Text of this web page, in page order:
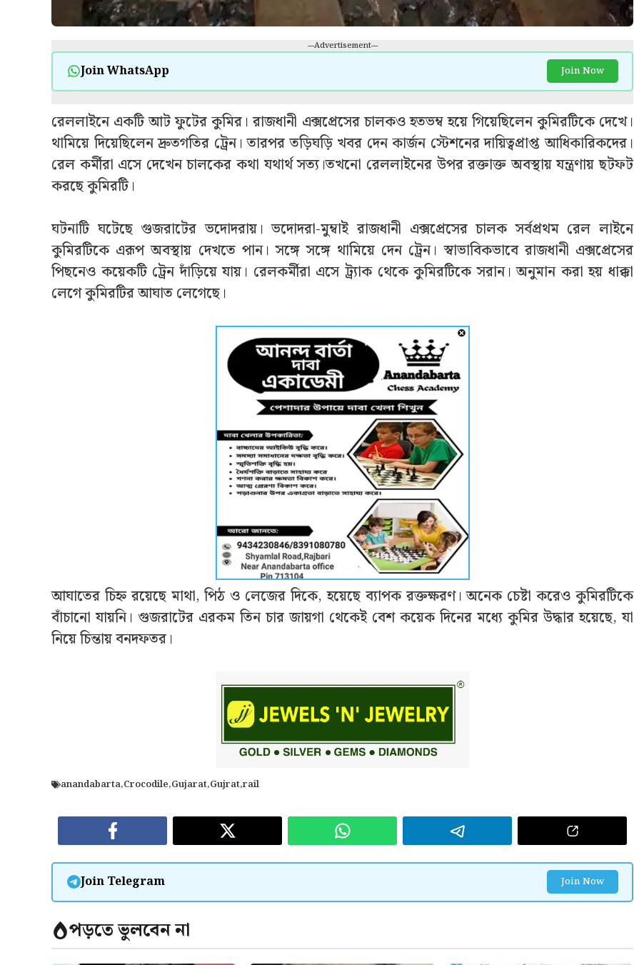
---Advertisement---
Join WhatsApp Join Now
রেললাইনে একটি আট ফুটের কুমির। রাজধানী এক্সপ্রেসের চালকও হতভম্ব হয়ে গিয়েছিলেন কুমিরটিকে দেখে।
থামিয়ে দিয়েছিলেন দ্রুতগতির ট্রেন। তারপর তড়িঘড়ি খবর দেন কার্জন স্টেশনের দায়িত্বপ্রাপ্ত আধিকারিকদের।
রেল কর্মীরা এসে দেখেন চালকের কথা যথার্থ সত্য।তখনো রেললাইনের উপর রক্তাক্ত অবস্থায় যন্ত্রণায় ছটফট
করছে কুমিরটি।
ঘটনাটি ঘটেছে গুজরাটের ভদোদরায়। ভদোদরা-মুম্বাই রাজধানী এক্সপ্রেসের চালক সর্বপ্রথম রেল লাইনে
কুমিরটিকে এরূপ অবস্থায় দেখতে পান। সঙ্গে সঙ্গে থামিয়ে দেন ট্রেন। স্বাভাবিকভাবে রাজধানী এক্সপ্রেসের
পিছনেও কয়েকটি ট্রেন দাঁড়িয়ে যায়। রেলকর্মীরা এসে ট্র্যাক থেকে কুমিরটিকে সরান। অনুমান করা হয় ধাক্কা
লেগে কুমিরটির আঘাত লেগেছে।
আঘাতের চিহ্ন রয়েছে মাথা, পিঠ ও লেজের দিকে, হয়েছে ব্যাপক রক্তক্ষরণ। অনেক চেষ্টা করেও কুমিরটিকে
বাঁচানো যায়নি। গুজরাটের এরকম তিন চার জায়গা থেকেই বেশ কয়েক দিনের মধ্যে কুমির উদ্ধার হয়েছে, যা
নিয়ে চিন্তায় বনদফতর।
anandabarta,Crocodile,Gujarat,Gujrat,rail
Join Telegram Join Now
পড়তে ভুলবেন না